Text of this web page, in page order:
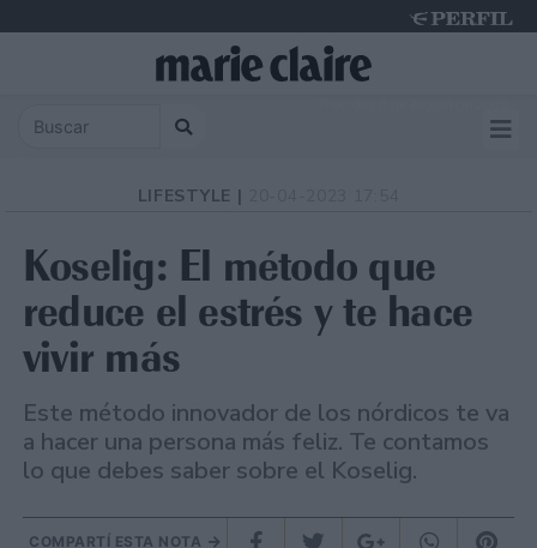
LIFESTYLE |
Koselig: El método que
reduce el estrés y te hace
vivir más
Este método innovador de los nórdicos te va
a hacer una persona más feliz. Te contamos
lo que debes saber sobre el Koselig.
COMPARTÍ ESTA NOTA